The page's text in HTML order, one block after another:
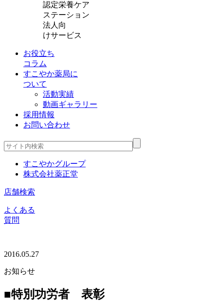
認定栄養ケア
ステーション
法人向
けサービス
お役立ち
コラム
すこやか薬局に
ついて
活動実績
動画ギャラリー
採用情報
お問い合わせ
すこやかグループ
株式会社薬正堂
店舗検索
よくある
質問
2016.05.27
お知らせ
■特別功労者 表彰